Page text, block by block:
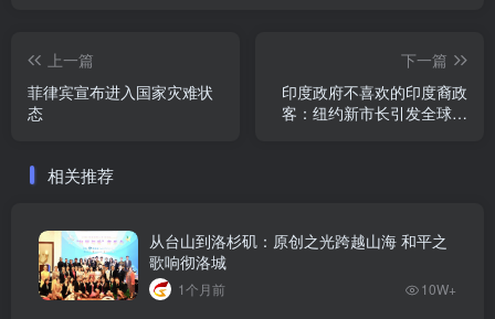
上一篇
菲律宾宣布进入国家灾难状
态
下一篇
印度政府不喜欢的印度裔政
客：纽约新市长引发全球关
相关推荐
从台山到洛杉矶：原创之光跨越山海 和平之
歌响彻洛城
1个月前 10W+